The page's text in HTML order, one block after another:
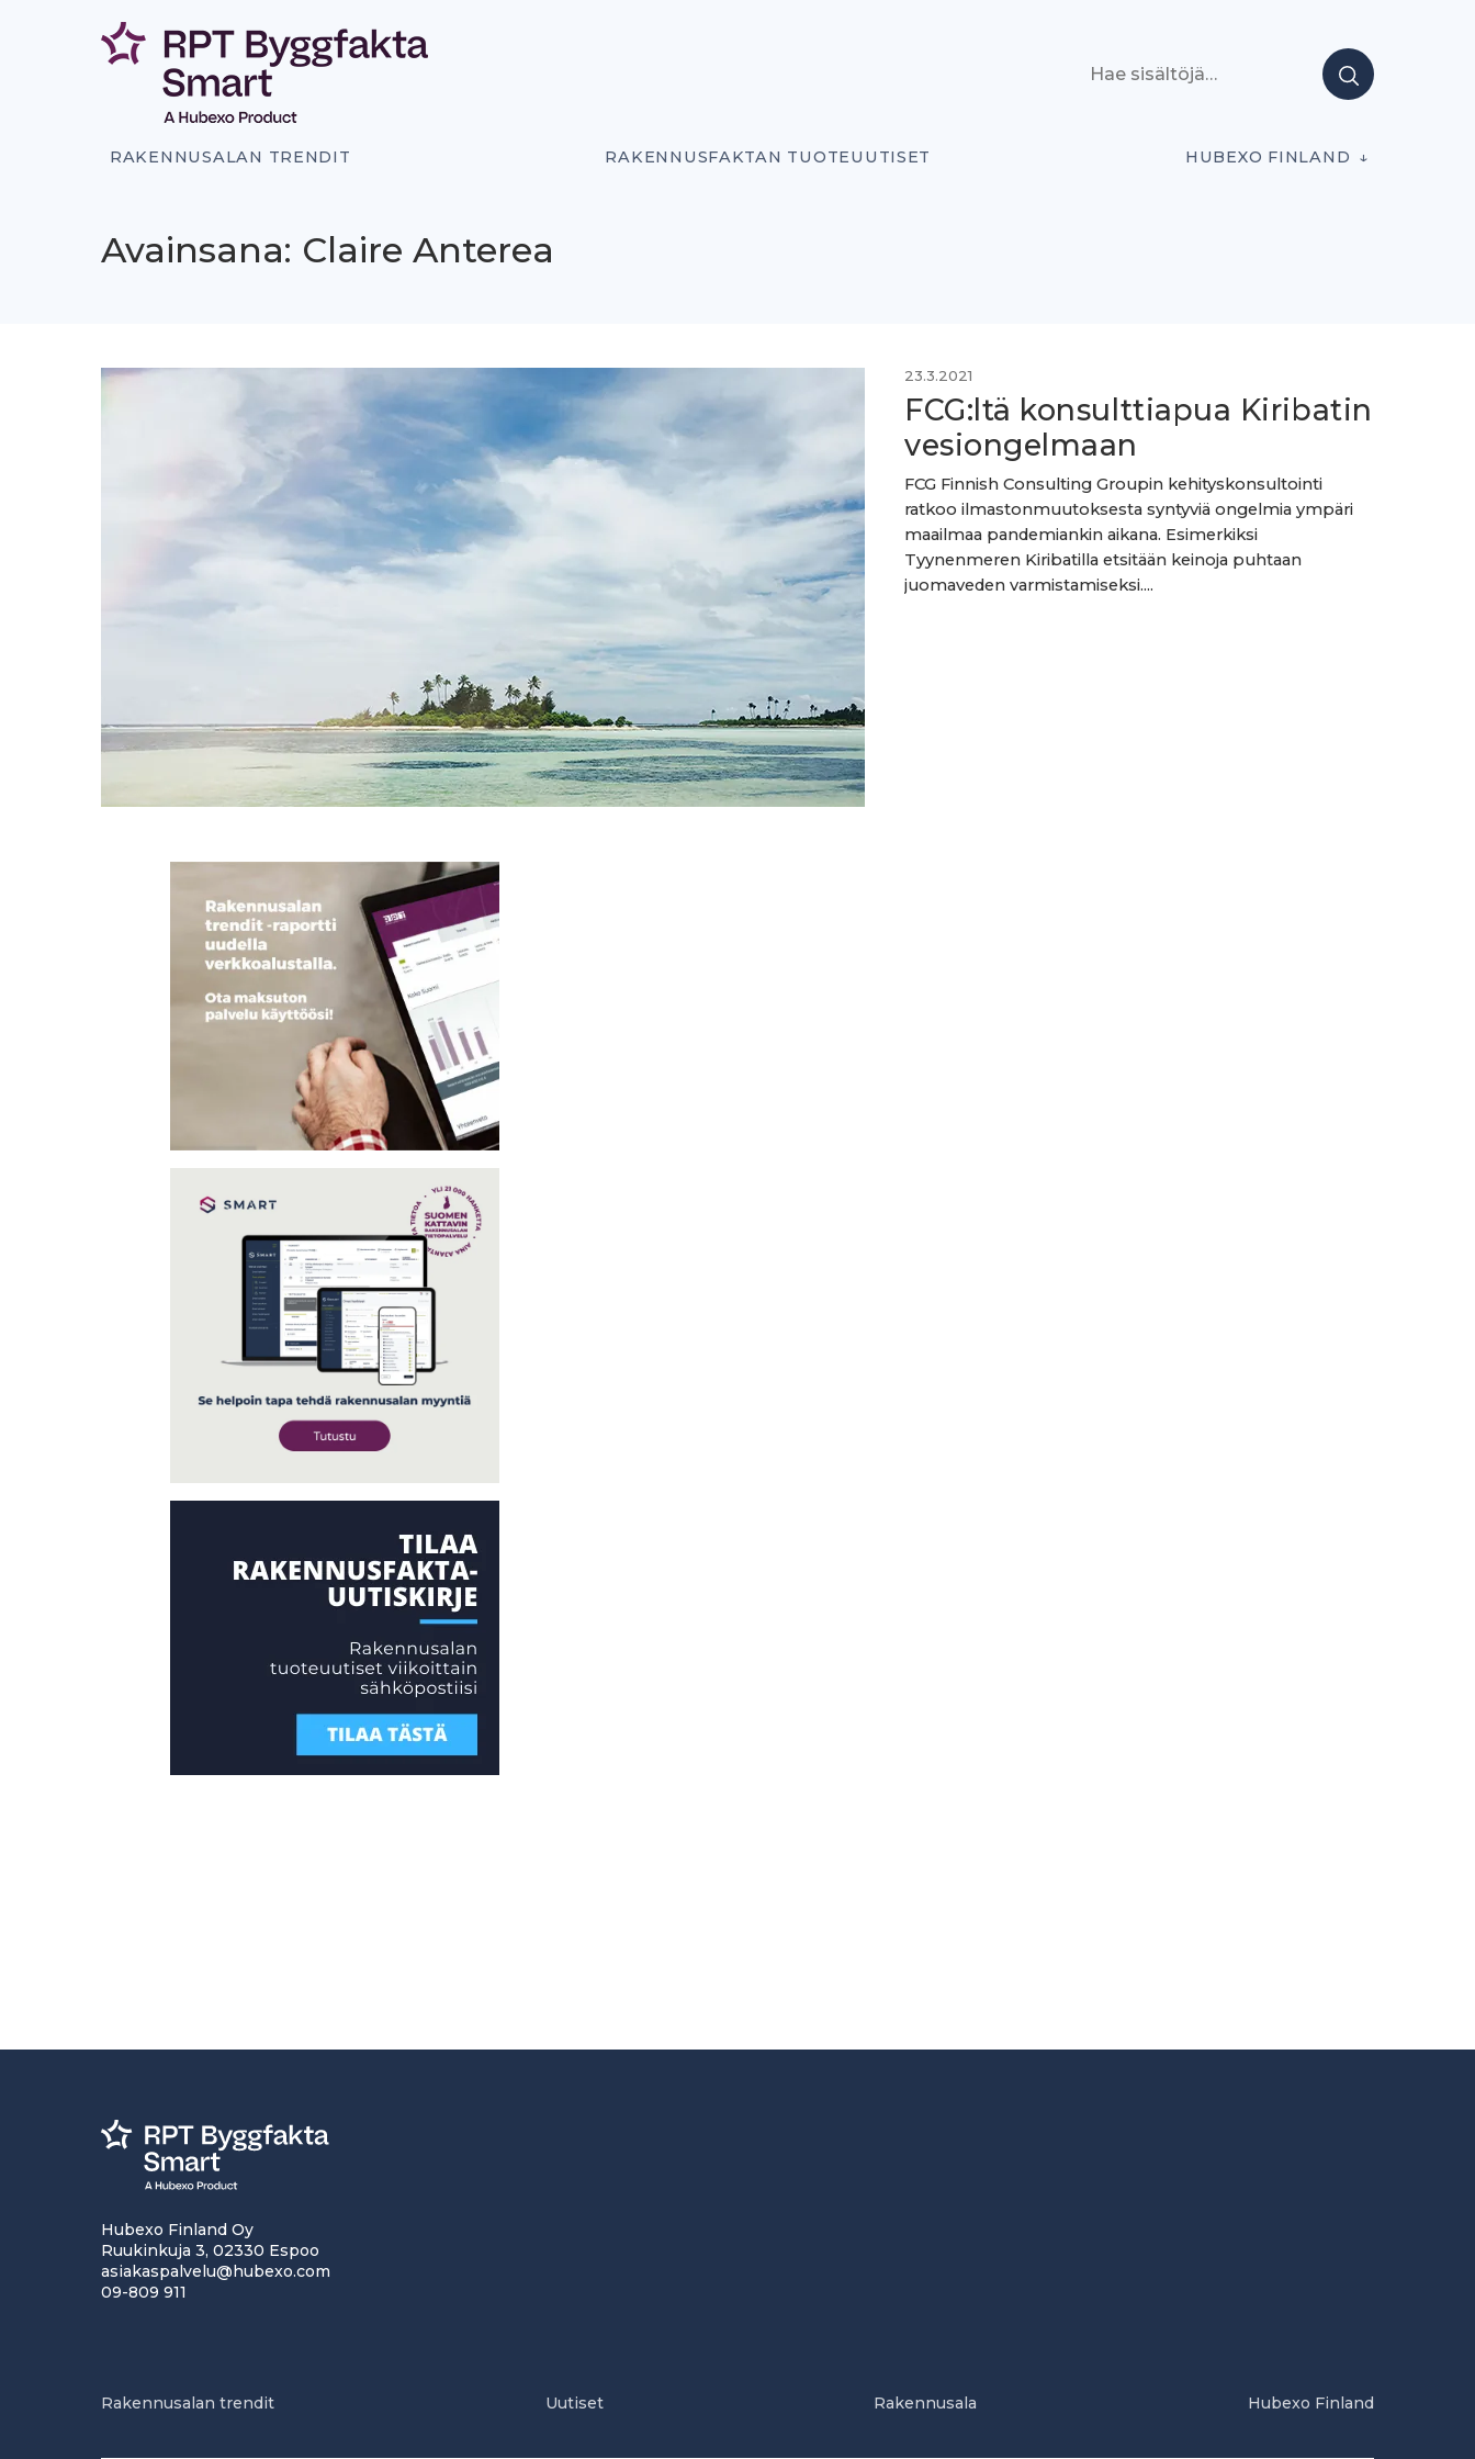
RAKENNUSALAN TRENDIT RAKENNUSFAKTAN TUOTEUUTISET HUBEXO FINLAND
Avainsana: Claire Anterea
23.3.2021
FCG:ltä konsulttiapua Kiribatin
vesiongelmaan
FCG Finnish Consulting Groupin kehityskonsultointi
ratkoo ilmastonmuutoksesta syntyviä ongelmia ympäri
maailmaa pandemiankin aikana. Esimerkiksi
Tyynenmeren Kiribatilla etsitään keinoja puhtaan
juomaveden varmistamiseksi....
Hubexo Finland Oy
Ruukinkuja 3, 02330 Espoo
asiakaspalvelu@hubexo.com
09-809 911
Rakennusalan trendit Uutiset Rakennusala Hubexo Finland